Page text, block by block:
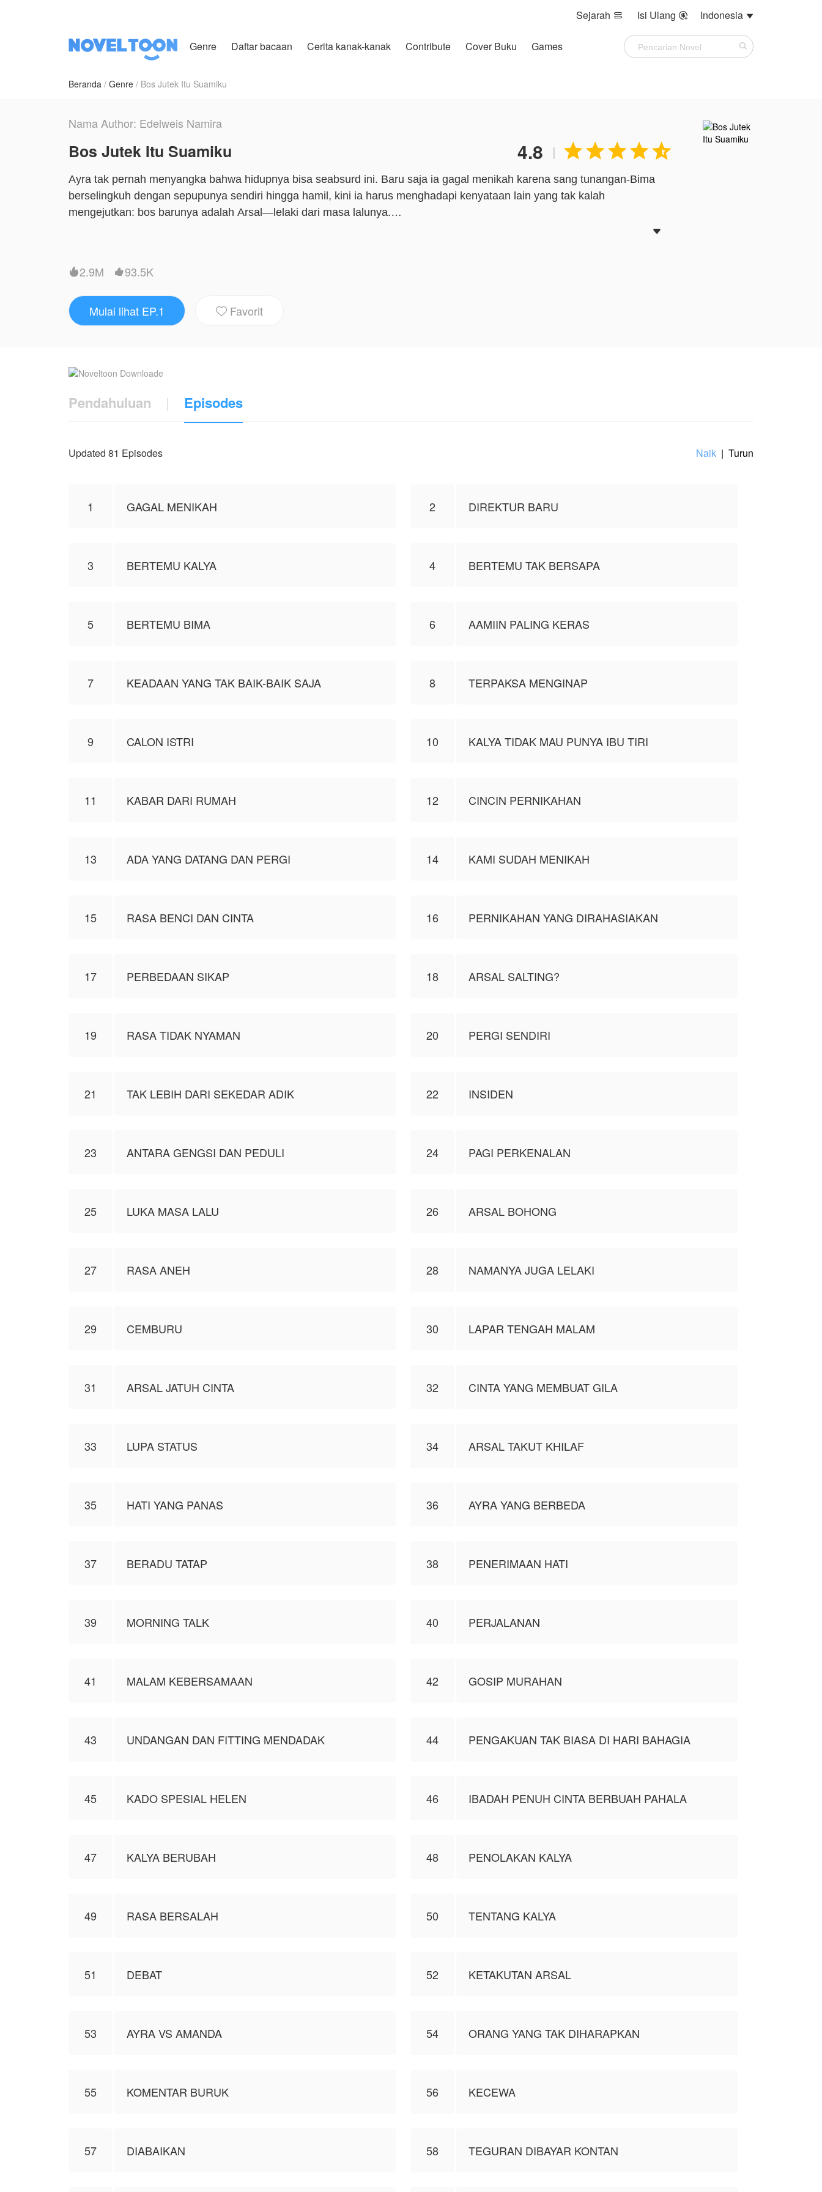
Sejarah  Isi Ulang  Indonesia 
Genre Daftar bacaan Cerita kanak-kanak Contribute Cover Buku Games
Beranda Genre Bos Jutek Itu Suamiku
Nama Author: Edelweis Namira
Bos Jutek Itu Suamiku 4.8 | 
Ayra tak pernah menyangka bahwa hidupnya bisa seabsurd ini. Baru saja ia gagal menikah karena sang tunangan-Bima
berselingkuh dengan sepupunya sendiri hingga hamil, kini ia harus menghadapi kenyataan lain yang tak kalah
mengejutkan: bos barunya adalah Arsal—lelaki dari masa lalunya.
mengumumkan di hadapan keluarganya bahwa Ayra adalah calon istrinya, tepat saat Ayra kepergok keluar dari kamar
apartemen Arsal.
Ayra awalnya mengelak. Hingga ketika ia melihat Bima bermesraan dengan Sarah di depan matanya di lorong apartemen,
Karya ini diterbitkan atas izin NovelToon Edelweis Namira, isi konten hanyalah pandangan pribadi pembuatnya, tidak

2.9M 93.5K
Mulai lihat EP.1  Favorit
Pendahuluan | Episodes
Updated 81 Episodes Naik | Turun
1 GAGAL MENIKAH 2 DIREKTUR BARU
3 BERTEMU KALYA 4 BERTEMU TAK BERSAPA
5 BERTEMU BIMA 6 AAMIIN PALING KERAS
7 KEADAAN YANG TAK BAIK-BAIK SAJA 8 TERPAKSA MENGINAP
9 CALON ISTRI 10 KALYA TIDAK MAU PUNYA IBU TIRI
11 KABAR DARI RUMAH 12 CINCIN PERNIKAHAN
13 ADA YANG DATANG DAN PERGI 14 KAMI SUDAH MENIKAH
15 RASA BENCI DAN CINTA 16 PERNIKAHAN YANG DIRAHASIAKAN
17 PERBEDAAN SIKAP 18 ARSAL SALTING?
19 RASA TIDAK NYAMAN 20 PERGI SENDIRI
21 TAK LEBIH DARI SEKEDAR ADIK 22 INSIDEN
23 ANTARA GENGSI DAN PEDULI 24 PAGI PERKENALAN
25 LUKA MASA LALU 26 ARSAL BOHONG
27 RASA ANEH 28 NAMANYA JUGA LELAKI
29 CEMBURU 30 LAPAR TENGAH MALAM
31 ARSAL JATUH CINTA 32 CINTA YANG MEMBUAT GILA
33 LUPA STATUS 34 ARSAL TAKUT KHILAF
35 HATI YANG PANAS 36 AYRA YANG BERBEDA
37 BERADU TATAP 38 PENERIMAAN HATI
39 MORNING TALK 40 PERJALANAN
41 MALAM KEBERSAMAAN 42 GOSIP MURAHAN
43 UNDANGAN DAN FITTING MENDADAK 44 PENGAKUAN TAK BIASA DI HARI BAHAGIA
45 KADO SPESIAL HELEN 46 IBADAH PENUH CINTA BERBUAH PAHALA
47 KALYA BERUBAH 48 PENOLAKAN KALYA
49 RASA BERSALAH 50 TENTANG KALYA
51 DEBAT 52 KETAKUTAN ARSAL
53 AYRA VS AMANDA 54 ORANG YANG TAK DIHARAPKAN
55 KOMENTAR BURUK 56 KECEWA
57 DIABAIKAN 58 TEGURAN DIBAYAR KONTAN